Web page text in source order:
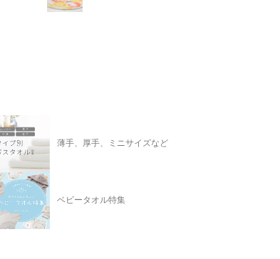
薄手、厚手、ミニサイズなど
ベビータオル特集